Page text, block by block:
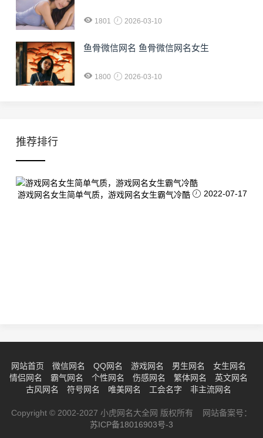
1801 2026-03-10
鱼骨微信网名 鱼骨微信网名女生
1800 2026-03-10
推荐排行
游戏网名女生简单气质，游戏网名女生霸气冷酷 2022-07-17
网站首页 微信网名 QQ网名 游戏网名 男生网名
女生网名
情侣网名
霸气网名 个性网名 伤感网名 繁体网名
英文网名
古风网名
符号网名 唯美网名 工会名字 非主流网名
Copyright © 2002-2027 小虎网名大全网 版权所有 网站备案号：
苏ICP备18016903号-3